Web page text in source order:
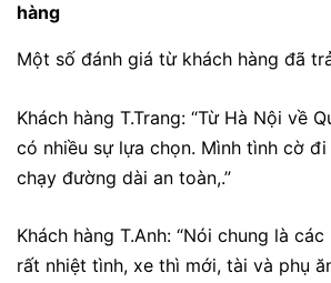
hàng
Một số đánh giá từ khách hàng đã
Khách hàng T.Trang: “Từ Hà Nội về
có nhiều sự lựa chọn. Mình tình cờ đi
chạy đường dài an toàn,.”
Khách hàng T.Anh: “Nói chung là
rất nhiệt tình, xe thì mới, tài và phụ